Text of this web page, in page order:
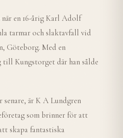
en 16-årig Karl Adolf
tarmar och slaktavfall vid
Göteborg. Med en
Kungstorget där han sålde
senare, är K A Lundgren
som brinner för att
skapa fantastiska